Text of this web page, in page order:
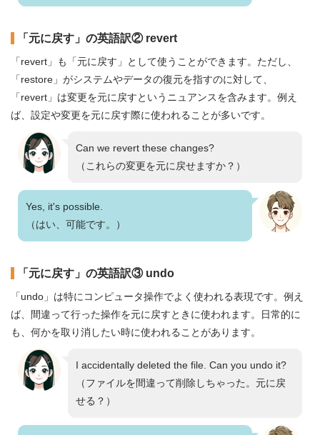
「元に戻す」の英語訳② revert
「revert」も「元に戻す」として使うことができます。ただし、
「restore」がシステムやデータの復元を指すのに対して、
「revert」は変更を元に戻すというニュアンスを含みます。例え
ば、設定や変更を元に戻す際に使われることが多いです。
Can we revert these changes?
（これらの変更を元に戻せますか？）
Yes, it's possible.
（はい、可能です。）
「元に戻す」の英語訳③ undo
「undo」は特にコンピュータ操作でよく使われる表現です。例え
ば、間違って行った操作を元に戻すときに使われます。日常的に
も、何かを取り消したい時に使われることがあります。
I accidentally deleted the file. Can you undo it?
（ファイルを間違って削除しちゃった。元に戻
せる？）